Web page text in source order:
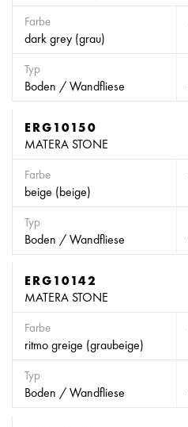
Farbe
dark grey (grau)
Typ
Boden / Wandfliese
ERG10150
MATERA STONE
Farbe
beige (beige)
Typ
Boden / Wandfliese
ERG10142
MATERA STONE
Farbe
ritmo greige (graubeige)
Typ
Boden / Wandfliese